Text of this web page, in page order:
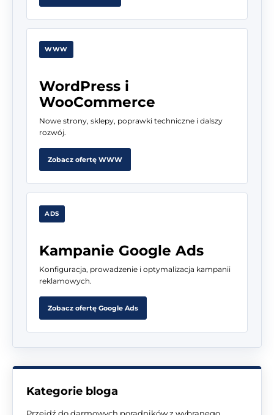
WWW
WordPress i
WooCommerce
Nowe strony, sklepy, poprawki techniczne i dalszy
rozwój.
Zobacz ofertę WWW
ADS
Kampanie Google Ads
Konfiguracja, prowadzenie i optymalizacja kampanii
reklamowych.
Zobacz ofertę Google Ads
Kategorie bloga